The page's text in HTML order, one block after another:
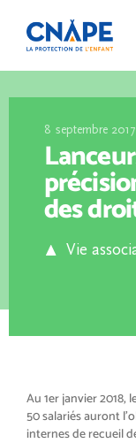
8 septembre 2017
des
Vie
Au 1er janvier 2018,
50 salariés auront
internes de recueil